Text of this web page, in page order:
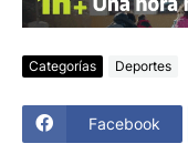
Categorías Deportes
Facebook